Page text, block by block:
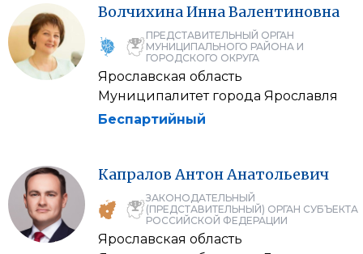
ВолчихинаИннаВалентиновна
ПРЕДСТАВИТЕЛЬНЫЙ ОРГАН
МУНИЦИПАЛЬНОГО РАЙОНА И
ГОРОДСКОГО ОКРУГА
Ярославская область
Муниципалитет города Ярославля
Беспартийный
Капралов АнтонАнатольевич
ЗАКОНОДАТЕЛЬНЫЙ
(ПРЕДСТАВИТЕЛЬНЫЙ) ОРГАН СУБЪЕКТА
РОССИЙСКОЙ ФЕДЕРАЦИИ
Ярославская область